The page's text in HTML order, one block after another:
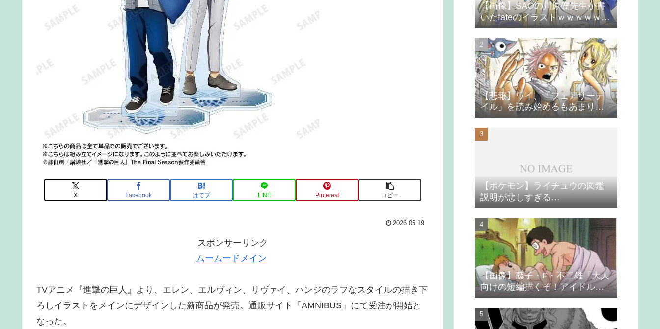
X Facebook はてブ LINE Pinterest コピー
2026.05.19
スポンサーリンク
ムームードメイン
TVアニメ『進撃の巨人』より、エレン、エルヴィン、リヴァイ、ハンジのラフなスタイルの描き下
ろしイラストをメインにデザインした新商品が発売。通販サイト「AMNIBUS」にて受注が開始と
なった。
【画像】SAOの川原礫先生が書
いたfateのイラストｗｗｗｗｗｗ
ｗｗｗ
【悲報】ワイ、「フェアリーテ
イル」を読み始めるもあまりの
つまらなさに挫折する
【ポケモン】ライチュウの図鑑
説明が悲しすぎる…
【画像】藤子・F・不二雄「大人
向けの短編描くぞ！アイドルが
無理やり抱かれるシーン入れ
よ」